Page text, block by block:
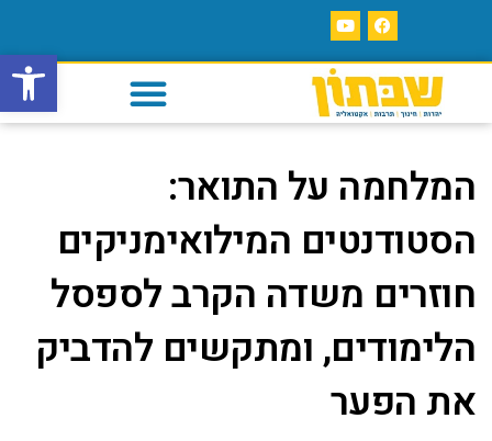
פתח
המלחמה על התואר:
הסטודנטים המילואימניקים
חוזרים משדה הקרב לספסל
הלימודים, ומתקשים להדביק
את הפער